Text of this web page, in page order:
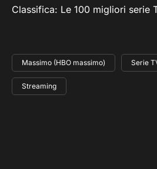
Classifica: Le 100 migliori serie
Massimo (HBO massimo) Serie
Streaming